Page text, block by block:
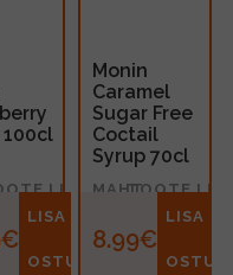
100cl
LIIK
LISA
OSTUKORVI
Monin
Caramel
Sugar Free
Coctail
Syrup 70cl
MAHTTOOTE LIIK
Siirup
8.99€
LISA